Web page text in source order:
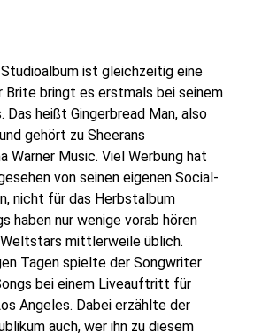
ist gleichzeitig eine
Brite bringt es erstmals bei seinem
Das heißt Gingerbread Man, also
gehört zu Sheerans
Warner Music. Viel Werbung hat
von seinen eigenen Social-
nicht für das Herbstalbum
haben nur wenige vorab hören
mittlerweile üblich.
Tagen spielte der Songwriter
bei einem Liveauftritt für
Angeles. Dabei erzählte der
auch, wer ihn zu diesem